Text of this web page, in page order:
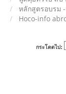
หลักสูตรอบรม
Hoco-info
กระโดดไป: